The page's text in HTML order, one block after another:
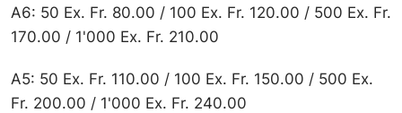
s
t
a
r
t
A6: 50 Ex. Fr. 80.00 / 100 Ex. Fr. 120.00 / 500 Ex. Fr.
170.00 / 1'000 Ex. Fr. 210.00
A5: 50 Ex. Fr. 110.00 / 100 Ex. Fr. 150.00 / 500 Ex.
Fr. 200.00 / 1'000 Ex. Fr. 240.00